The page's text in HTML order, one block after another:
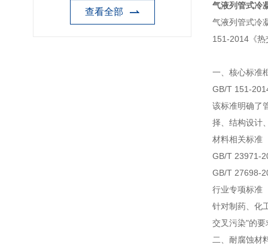
查看全部
气液列管式冷
气液列管式冷
151-2014《热
一、核心标准
GB/T 151-
该标准明确了
择、结构设计
材料相关标准
GB/T 23971-
GB/T 27698-
行业专项标准
针对制药、化
交叉污染"的
二、耐腐蚀材